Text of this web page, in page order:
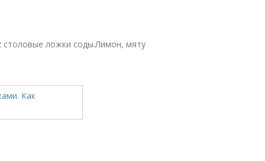
столовые ложки соды.Лимон, мяту